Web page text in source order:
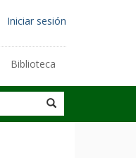
Menú
cuenta
usuario
Iniciar sesión
Biblioteca
Buscar